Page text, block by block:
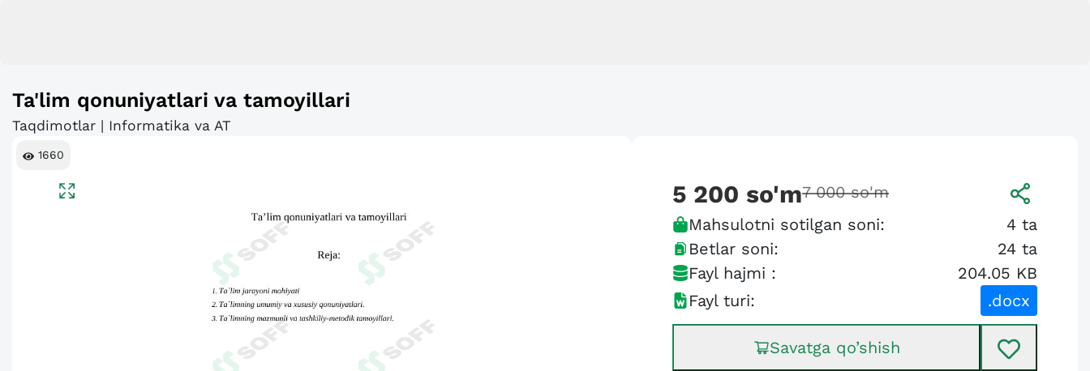
Ta'lim qonuniyatlari va tamoyillari
Taqdimotlar | Informatika va AT
1660
5 200 so'm7 000 so'm
Mahsulotni sotilgan soni:
4 ta
Betlar soni:
24 ta
Fayl hajmi :
204.05 KB
Fayl turi:
.docx
Savatga qo’shish